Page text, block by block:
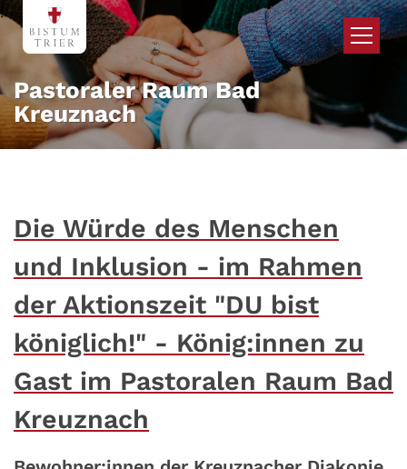
Zum Inhalt springen
Pastoraler Raum Bad
Kreuznach
Die Würde des Menschen
und Inklusion - im Rahmen
der Aktionszeit "DU bist
königlich!" - König:innen zu
Gast im Pastoralen Raum Bad
Kreuznach